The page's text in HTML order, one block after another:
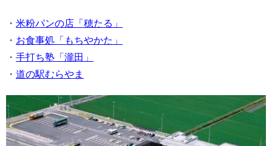
・ 米粉パンの店「穂たる」
・ お食事処「もちやかた」
・ 手打ち塾「瀧田」
・ 道の駅むらやま